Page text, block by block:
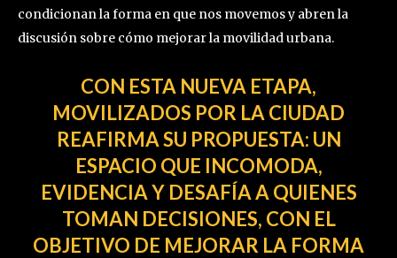
condicionan la forma en que nos movemos y abren la
discusión sobre cómo mejorar la movilidad urbana.
CON ESTA NUEVA ETAPA,
MOVILIZADOS POR LA CIUDAD
REAFIRMA SU PROPUESTA: UN
ESPACIO QUE INCOMODA,
EVIDENCIA Y DESAFÍA A QUIENES
TOMAN DECISIONES, CON EL
OBJETIVO DE MEJORAR LA FORMA